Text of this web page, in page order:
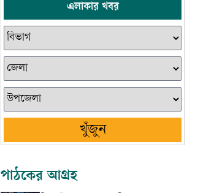
এলাকার খবর
খুঁজুন
পাঠকের আগ্রহ